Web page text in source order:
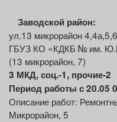
Заводской район:
ул.13 микрорайон
ГБУЗ КО «КДКБ № им.
(13 микрорайон, 7)
3 МКД, соц.-1, прочие-2
Период работы с 20.05
Описание работ:
Микрорайон, 5